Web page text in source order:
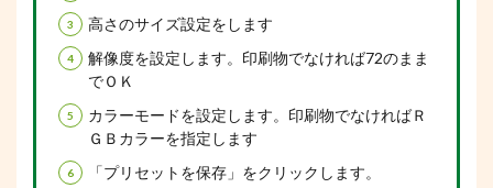
高さのサイズ設定をします
解像度を設定します。印刷物でなければ72のまま
でＯＫ
カラーモードを設定します。印刷物でなければＲ
ＧＢカラーを指定します
「プリセットを保存」をクリックします。